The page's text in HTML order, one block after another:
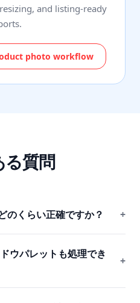
and listing-ready
photo workflow
る質問
のくらい正確ですか？ +
ウパレットも処理でき
+